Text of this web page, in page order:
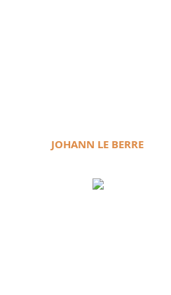
JOHANN LE BERRE